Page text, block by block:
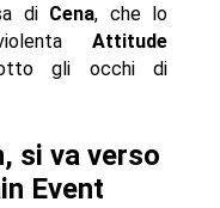
di Cena, che lo
Attitude
gli occhi di
si va verso
Event